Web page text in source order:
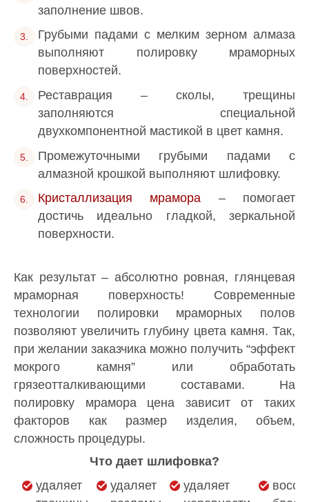
заполнение швов.
Грубыми падами с мелким зерном алмаза
выполняют полировку мраморных
поверхностей.
Реставрация – сколы, трещины
заполняются специальной
двухкомпонентной мастикой в цвет камня.
Промежуточными грубыми падами с
алмазной крошкой выполняют шлифовку.
Кристаллизация мрамора – помогает
достичь идеально гладкой, зеркальной
поверхности.
Как результат – абсолютно ровная, глянцевая
мраморная поверхность! Современные
технологии полировки мраморных полов
позволяют увеличить глубину цвета камня. Так,
при желании заказчика можно получить “эффект
мокрого камня” или обработать
грязеотталкивающими составами. На
полировку мрамора цена зависит от таких
факторов как размер изделия, объем,
сложность процедуры.
Что дает шлифовка?
удаляет
удаляет
удаляет